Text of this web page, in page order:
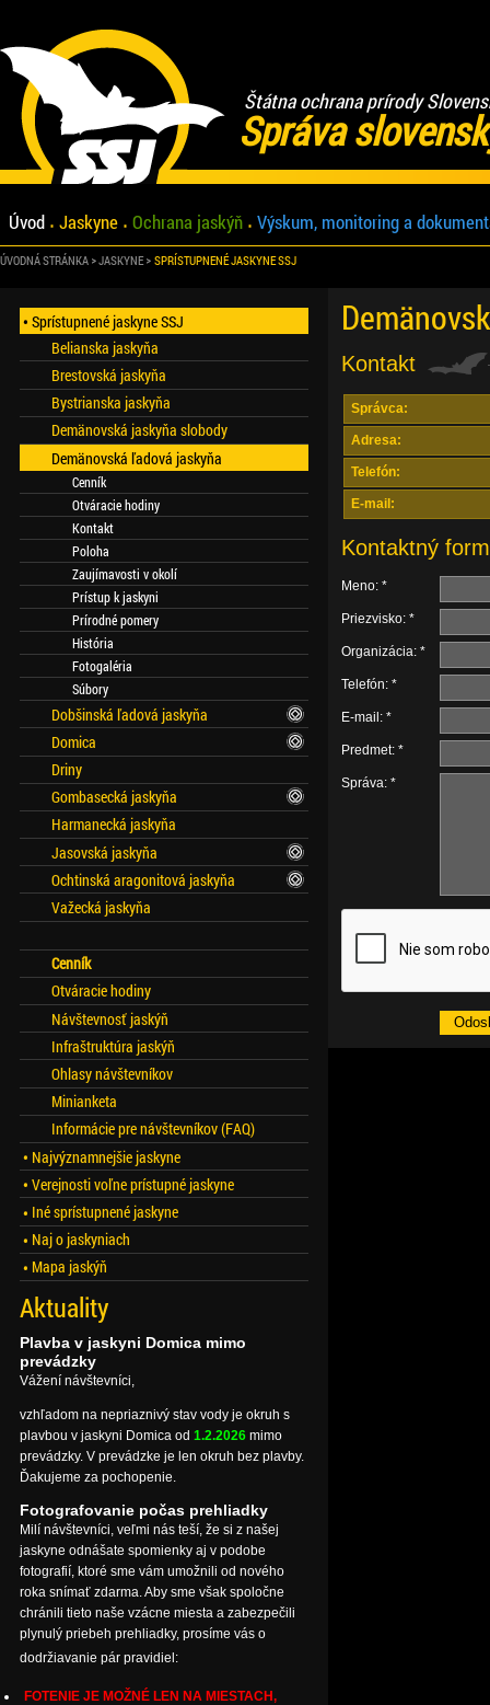
Štátna ochrana prírody
Správa
Úvod Jaskyne Ochrana jaskýň Výskum, monitoring a
ÚVODNÁ STRÁNKA JASKYNE SPRÍSTUPNENÉ JASKYNE SSJ
Kontakt
Správca:
Adresa:
Telefón:
E-mail:
Kontaktný
Meno: *
Priezvisko: *
Organizácia: *
Telefón: *
E-mail: *
Predmet: *
Správa: *
Sprístupnené jaskyne SSJ
Belianska jaskyňa
Brestovská jaskyňa
Bystrianska jaskyňa
Demänovská jaskyňa slobody
Demänovská ľadová jaskyňa
Cenník
Otváracie hodiny
Kontakt
Poloha
Zaujímavosti v okolí
Prístup k jaskyni
Prírodné pomery
História
Fotogaléria
Súbory
Dobšinská ľadová jaskyňa
Domica
Driny
Gombasecká jaskyňa
Harmanecká jaskyňa
Jasovská jaskyňa
Ochtinská aragonitová jaskyňa
Važecká jaskyňa
Cenník
Otváracie hodiny
Návštevnosť jaskýň
Infraštruktúra jaskýň
Ohlasy návštevníkov
Minianketa
Informácie pre návštevníkov (FAQ)
Najvýznamnejšie jaskyne
Verejnosti voľne prístupné jaskyne
Iné sprístupnené jaskyne
Naj o jaskyniach
Mapa jaskýň
Aktuality
Plavba v jaskyni Domica mimo
prevádzky
Vážení návštevníci,
vzhľadom na nepriaznivý stav vody je okruh s
plavbou v jaskyni Domica od 1.2.2026 mimo
prevádzky. V prevádzke je len okruh bez plavby.
Ďakujeme za pochopenie.
Fotografovanie počas prehliadky
Milí návštevníci, veľmi nás teší, že si z našej
jaskyne odnášate spomienky aj v podobe
fotografií, ktoré sme vám umožnili od nového
roka snímať zdarma. Aby sme však spoločne
chránili tieto naše vzácne miesta a zabezpečili
plynulý priebeh prehliadky, prosíme vás o
dodržiavanie pár pravidiel:
FOTENIE JE MOŽNÉ LEN NA MIESTACH,